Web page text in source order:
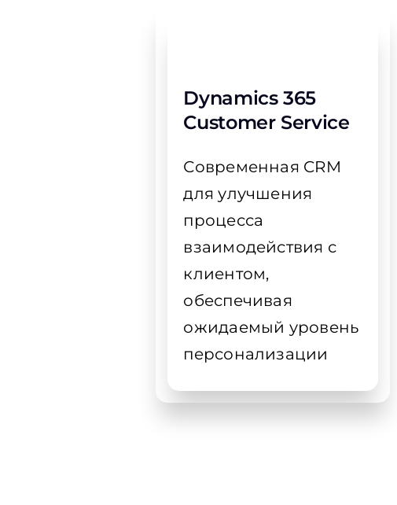
Dynamics 365
Customer Service
Современная CRM
для улучшения
процесса
взаимодействия с
клиентом,
обеспечивая
ожидаемый уровень
персонализации